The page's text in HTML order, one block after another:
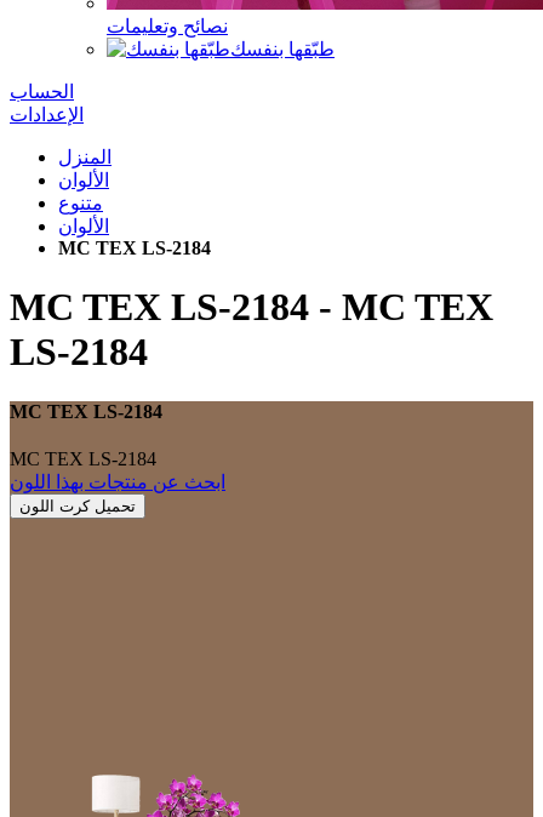
نصائح وتعليمات
طبّقها بنفسك
الحساب
الإعدادات
المنزل
الألوان
متنوع
الألوان
MC TEX LS-2184
MC TEX LS-2184 - MC TEX
LS-2184
MC TEX LS-2184
MC TEX LS-2184
ابحث عن منتجات بهذا اللون
تحميل كرت اللون